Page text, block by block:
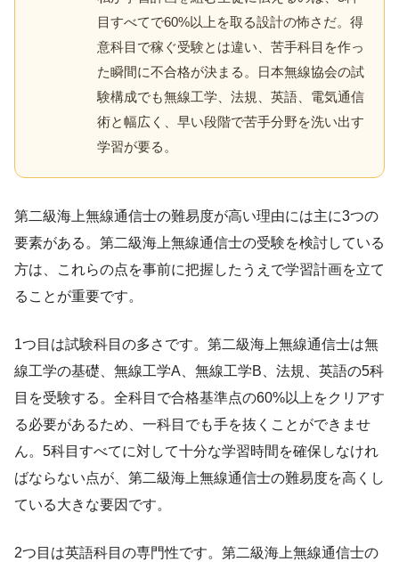
目すべてで60%以上を取る設計の怖さだ。得
意科目で稼ぐ受験とは違い、苦手科目を作っ
た瞬間に不合格が決まる。日本無線協会の試
験構成でも無線工学、法規、英語、電気通信
術と幅広く、早い段階で苦手分野を洗い出す
学習が要る。
第二級海上無線通信士の難易度が高い理由には主に3つの
要素がある。第二級海上無線通信士の受験を検討している
方は、これらの点を事前に把握したうえで学習計画を立て
ることが重要です。
1つ目は試験科目の多さです。第二級海上無線通信士は無
線工学の基礎、無線工学A、無線工学B、法規、英語の5科
目を受験する。全科目で合格基準点の60%以上をクリアす
る必要があるため、一科目でも手を抜くことができませ
ん。5科目すべてに対して十分な学習時間を確保しなけれ
ばならない点が、第二級海上無線通信士の難易度を高くし
ている大きな要因です。
2つ目は英語科目の専門性です。第二級海上無線通信士の